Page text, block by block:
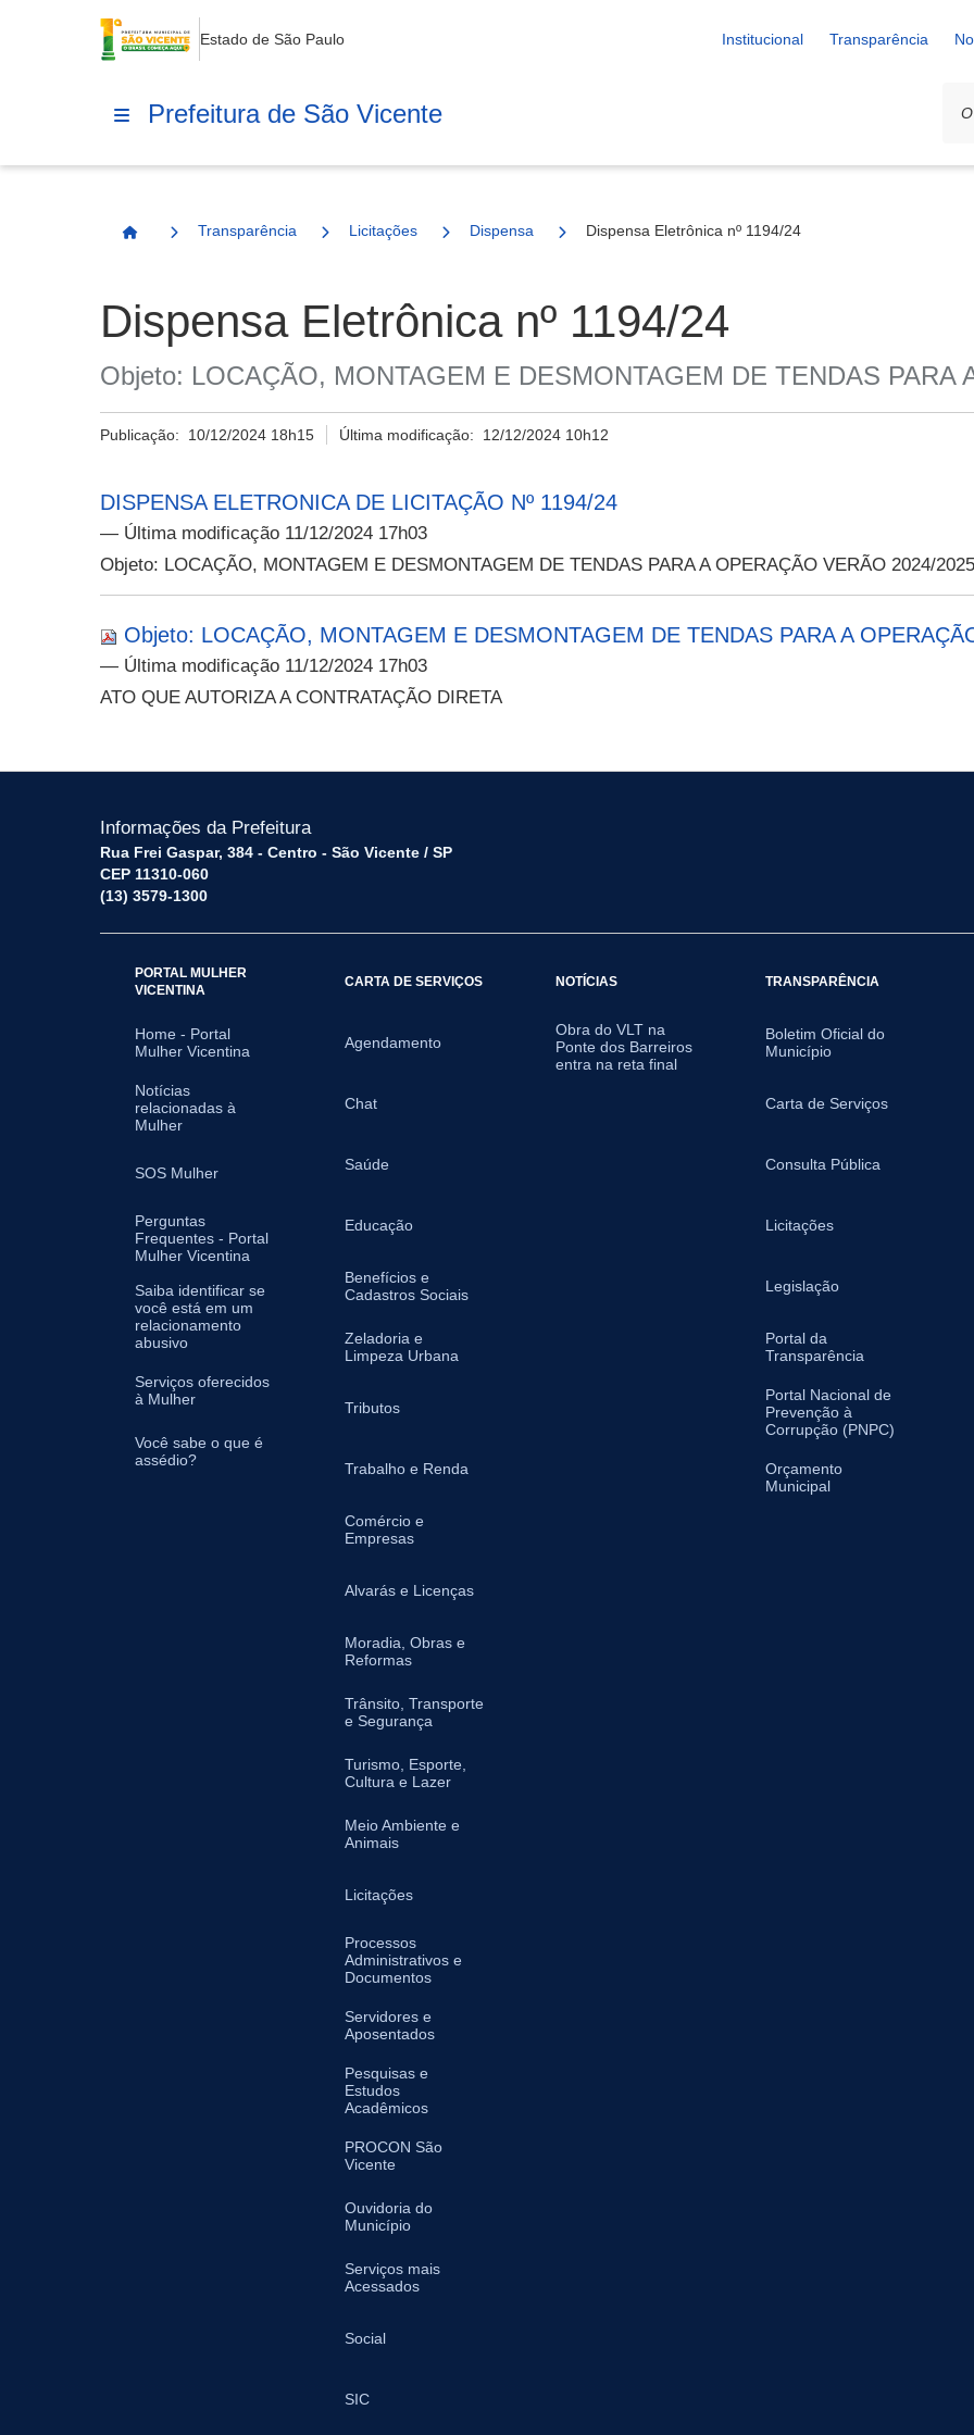
Estado de São Paulo Institucional Transparência
Prefeitura de São Vicente
Página Inicial
Transparência Licitações Dispensa Dispensa Eletrônica nº 1194/24
Dispensa Eletrônica nº 1194/24
Objeto: LOCAÇÃO, MONTAGEM E DESMONTAGEM DE TENDAS PARA
Publicação: 10/12/2024 18h15 Última modificação: 12/12/2024 10h12
DISPENSA ELETRONICA DE LICITAÇÃO Nº 1194/24
— Última modificação 11/12/2024 17h03
Objeto: LOCAÇÃO, MONTAGEM E DESMONTAGEM DE TENDAS PARA A OPERAÇÃO VERÃO 2024/2025
Objeto: LOCAÇÃO, MONTAGEM E DESMONTAGEM DE TENDAS PARA A
— Última modificação 11/12/2024 17h03
ATO QUE AUTORIZA A CONTRATAÇÃO DIRETA
Informações da Prefeitura
Rua Frei Gaspar, 384 - Centro - São Vicente / SP
CEP 11310-060
(13) 3579-1300
PORTAL MULHER
VICENTINA
Home - Portal
Mulher Vicentina
Notícias
relacionadas à
Mulher
SOS Mulher
Perguntas
Frequentes - Portal
Mulher Vicentina
Saiba identificar se
você está em um
relacionamento
abusivo
Serviços oferecidos
à Mulher
Você sabe o que é
assédio?
CARTA DE SERVIÇOS
Agendamento
Chat
Saúde
Educação
Benefícios e
Cadastros Sociais
Zeladoria e
Limpeza Urbana
Tributos
Trabalho e Renda
Comércio e
Empresas
Alvarás e Licenças
Moradia, Obras e
Reformas
Trânsito, Transporte
e Segurança
Turismo, Esporte,
Cultura e Lazer
Meio Ambiente e
Animais
Licitações
Processos
Administrativos e
Documentos
Servidores e
Aposentados
Pesquisas e
Estudos
Acadêmicos
PROCON São
Vicente
Ouvidoria do
Município
Serviços mais
Acessados
Social
SIC
NOTÍCIAS
Obra do VLT na
Ponte dos Barreiros
entra na reta final
TRANSPARÊNCIA
Boletim Oficial do
Município
Carta de Serviços
Consulta Pública
Licitações
Legislação
Portal da
Transparência
Portal Nacional de
Prevenção à
Corrupção (PNPC)
Orçamento
Municipal